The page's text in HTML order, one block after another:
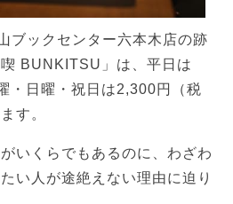
ブックセンター六本木店の跡
BUNKITSU」は、平日は
・日曜・祝日は2,300円（税
す。
いくらでもあるのに、わざわ
い人が途絶えない理由に迫り